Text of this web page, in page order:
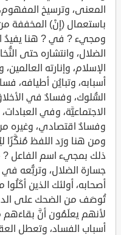
المعنى، وترسيخ
باستعمال (إِنْ) المخففة من
ومجيء ? في ? هنا يفيدُ
الضلال، وانتشاره حتى
الإسلام، وإنارته
أسبابه، وتبايُن أطيافه،
السُّلوك، وفسادٌ في
الاجتماعيَّة، وفي
وفسادٌ اقتصادي، وغيره
ومن هنا ورَد اللفظ
ذلك بمجيء اسم الفاعل ?
جسارة الضلال، وتربُّعه
أصحابه، أولئك الذين أكَلُوا
تُوصَف من الضحك على
لأنهم يعلَمُون أنَّ
أسباب الفساد، وتعطل